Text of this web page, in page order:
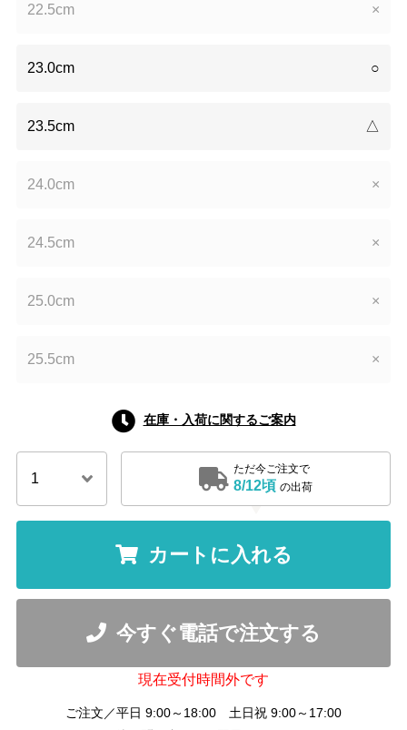
22.5cm ×
23.0cm ○
23.5cm △
24.0cm ×
24.5cm ×
25.0cm ×
25.5cm ×
在庫・入荷に関するご案内
ただ今ご注文で
8/12頃 の出荷
カートに入れる
今すぐ電話で注文する
現在受付時間外です
ご注文／平日 9:00～18:00 土日祝 9:00～17:00